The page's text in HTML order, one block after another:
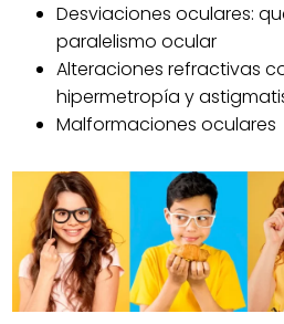
Desviaciones oculares:
paralelismo ocular
Alteraciones refractivas
hipermetropía y
Malformaciones oculares